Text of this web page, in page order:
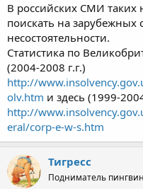
В российских СМИ таких
поискать на
несостоятельности.
Статистика по
(2004-2008 г.г.)
http://
olv.htm и здесь (1999-
http://
eral/corp-e-w-s.htm
Тигресс
Подниматель